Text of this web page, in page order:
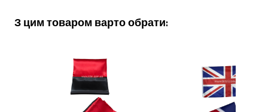
З цим товаром варто обрати: